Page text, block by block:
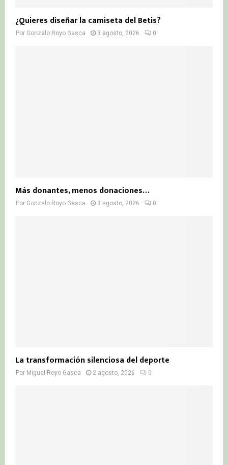
¿Quieres diseñar la camiseta del Betis?
Por Gonzalo Royo Gasca 3 agosto, 2026 0
Más donantes, menos donaciones…
Por Gonzalo Royo Gasca 3 agosto, 2026 0
La transformación silenciosa del deporte
Por Miguel Royo Gasca 2 agosto, 2026 0